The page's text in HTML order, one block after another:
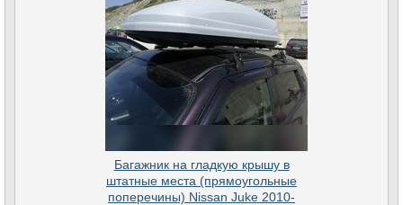
Багажник на гладкую крышу в
штатные места (прямоугольные
поперечины) Nissan Juke 2010-